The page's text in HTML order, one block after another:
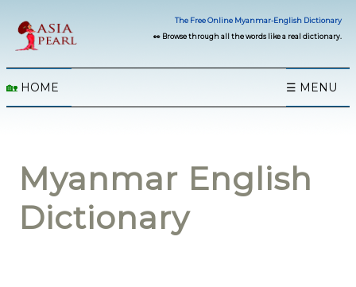
The Free Online Myanmar-English Dictionary
👀 Browse through all the words like a real dictionary.
🏡 HOME ☰ MENU
Myanmar English
Dictionary